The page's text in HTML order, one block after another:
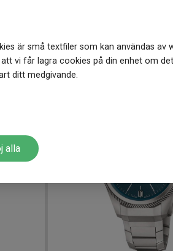
är små textfiler som kan användas
vi får lagra cookies på din enhet om
ditt medgivande.
alla
SAMMA VARUMÄRKE